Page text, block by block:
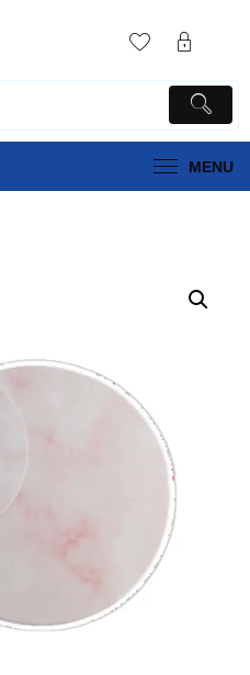
MENU